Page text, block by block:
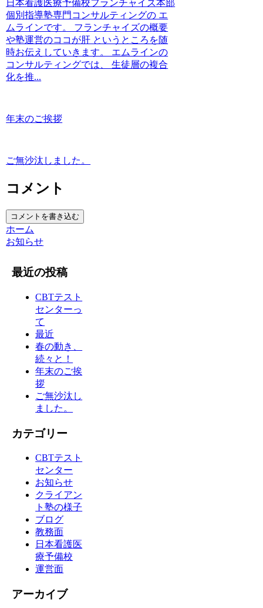
日本看護医療予備校フランチャイズ本部
個別指導塾専門コンサルティングの エ
ムラインです。 フランチャイズの概要
や塾運営のココが肝 というところを随
時お伝えしていきます。 エムラインの
コンサルティングでは、 生徒層の複合
化を推...
年末のご挨拶
ご無沙汰しました。
コメント
コメントを書き込む
ホーム
お知らせ
最近の投稿
CBTテスト
センターっ
て
最近
春の動き、
続々と！
年末のご挨
拶
ご無沙汰し
ました。
カテゴリー
CBTテスト
センター
お知らせ
クライアン
ト塾の様子
ブログ
教務面
日本看護医
療予備校
運営面
アーカイブ